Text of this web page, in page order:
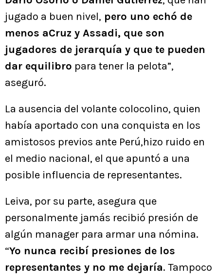
jugado a buen nivel, pero uno echó de
menos aCruz y Assadi, que son
jugadores de jerarquía y que te pueden
dar equilibro para tener la pelota”,
aseguró.
La ausencia del volante colocolino, quien
había aportado con una conquista en los
amistosos previos ante Perú,hizo ruido en
el medio nacional, el que apuntó a una
posible influencia de representantes.
Leiva, por su parte, asegura que
personalmente jamás recibió presión de
algún manager para armar una nómina.
“Yo nunca recibí presiones de los
representantes y no me dejaría. Tampoco